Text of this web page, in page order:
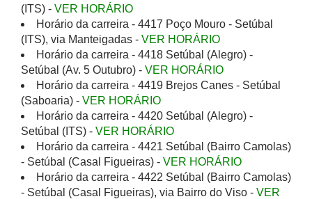
(ITS) - VER HORÁRIO
Horário da carreira - 4417 Poço Mouro - Setúbal
(ITS), via Manteigadas - VER HORÁRIO
Horário da carreira - 4418 Setúbal (Alegro) -
Setúbal (Av. 5 Outubro) - VER HORÁRIO
Horário da carreira - 4419 Brejos Canes - Setúbal
(Saboaria) - VER HORÁRIO
Horário da carreira - 4420 Setúbal (Alegro) -
Setúbal (ITS) - VER HORÁRIO
Horário da carreira - 4421 Setúbal (Bairro Camolas)
- Setúbal (Casal Figueiras) - VER HORÁRIO
Horário da carreira - 4422 Setúbal (Bairro Camolas)
- Setúbal (Casal Figueiras), via Bairro do Viso - VER